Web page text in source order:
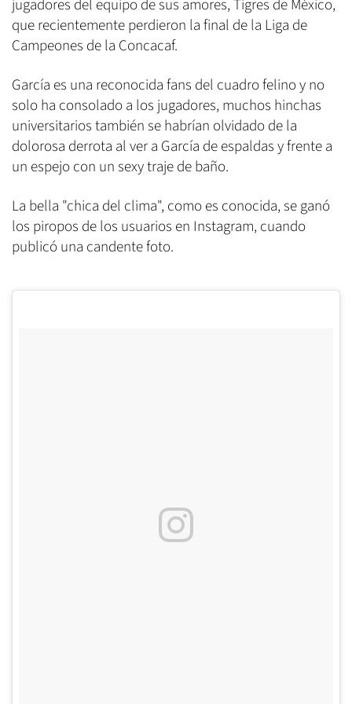
jugadores del equipo de sus amores, Tigres de México,
que recientemente perdieron la final de la Liga de
Campeones de la Concacaf.
García es una reconocida fans del cuadro felino y no
solo ha consolado a los jugadores, muchos hinchas
universitarios también se habrían olvidado de la
dolorosa derrota al ver a García de espaldas y frente a
un espejo con un sexy traje de baño.
La bella "chica del clima", como es conocida, se ganó
los piropos de los usuarios en Instagram, cuando
publicó una candente foto.